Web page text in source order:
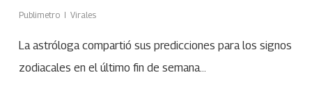
Publimetro Virales
La astróloga compartió sus predicciones para los signos
zodiacales en el último fin de semana…